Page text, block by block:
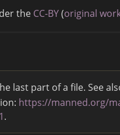
the CC-BY(original
last part of a file. See
https://manned.org/
.